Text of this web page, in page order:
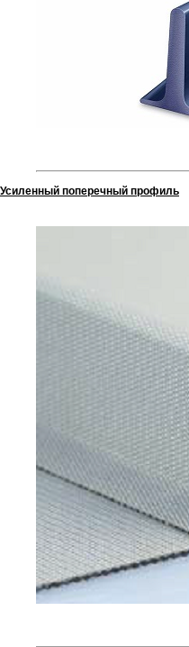
Усиленный поперечный профиль